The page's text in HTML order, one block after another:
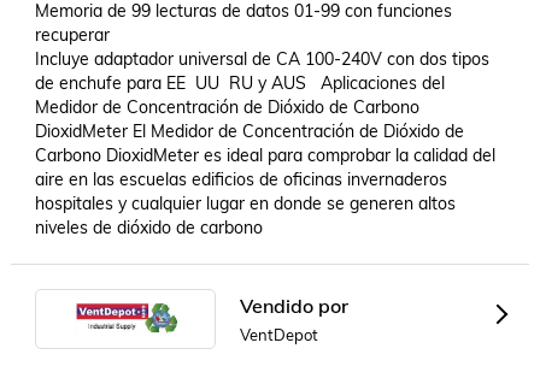
Memoria de 99 lecturas de datos 01-99 con funciones
recuperar
Incluye adaptador universal de CA 100-240V con dos tipos
de enchufe para EE  UU  RU y AUS   Aplicaciones del
Medidor de Concentración de Dióxido de Carbono
DioxidMeter El Medidor de Concentración de Dióxido de
Carbono DioxidMeter es ideal para comprobar la calidad del
aire en las escuelas edificios de oficinas invernaderos
hospitales y cualquier lugar en donde se generen altos
niveles de dióxido de carbono
Vendido por
VentDepot